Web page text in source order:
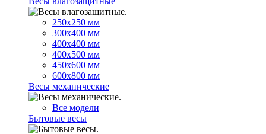
250х250 мм
300х400 мм
400х400 мм
400х500 мм
450х600 мм
600х800 мм
Весы механические
Все модели
Бытовые весы